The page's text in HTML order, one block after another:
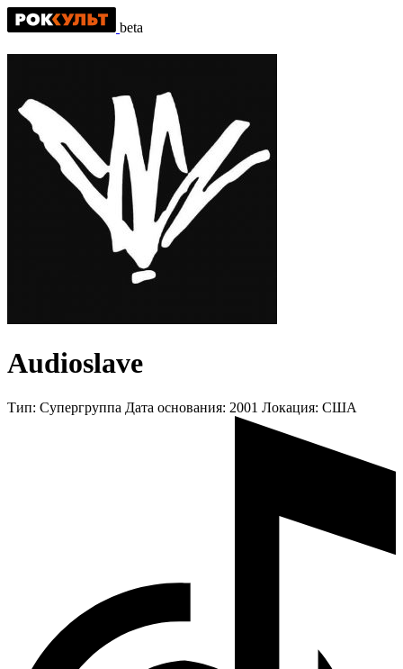
beta
Audioslave
Тип: Супергруппа Дата основания: 2001 Локация: CША